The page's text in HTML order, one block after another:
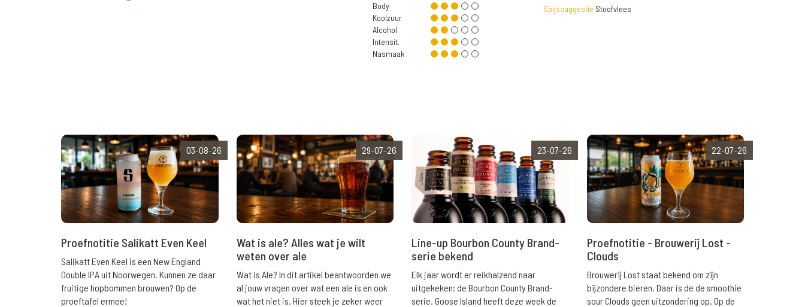
Body
Koolzuur
Alcohol
Intensit.
Nasmaak
Spijssuggestie Stoofvlees
03-08-26
Proefnotitie Salikatt Even Keel
Salikatt Even Keel is een New England
Double IPA uit Noorwegen. Kunnen ze daar
fruitige hopbommen brouwen? Op de
proeftafel ermee!
29-07-26
Wat is ale? Alles wat je wilt
weten over ale
Wat is Ale? In dit artikel beantwoorden we
al jouw vragen over wat een ale is en ook
wat het niet is. Hier steek je zeker weer
23-07-26
Line-up Bourbon County Brand-
serie bekend
Elk jaar wordt er reikhalzend naar
uitgekeken: de Bourbon County Brand-
serie. Goose Island heeft deze week de
22-07-26
Proefnotitie - Brouwerij Lost -
Clouds
Brouwerij Lost staat bekend om zijn
bijzondere bieren. Daar is de de smoothie
sour Clouds geen uitzondering op. Op de